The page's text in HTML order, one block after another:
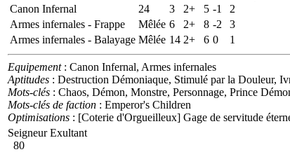
Canon Infernal
24 3 2+ 5 -1
2
Armes infernales - Frappe
Mêlée 6 2+ 8 -2
3
Armes infernales - Balayage Mêlée 14 2+ 6 0 1
Equipement: Canon Infernal, Armes infernales
Aptitudes : Destruction Démoniaque, Stimulé par la Douleur,
Mots-clés : Chaos, Démon, Monstre, Personnage, Prince
Mots-clés de faction : Emperor's Children
Optimisations : [Coterie d'Orgueilleux] Gage de servitude
Seigneur Exultant
80